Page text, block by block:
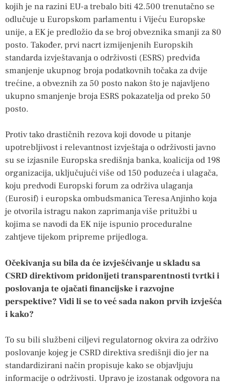
kojih je na razini EU-a trebalo biti 42.500 trenutačno se
odlučuje u Europskom parlamentu i Vijeću Europske
unije, a EK je predložio da se broj obveznika smanji za 80
posto. Također, prvi nacrt izmijenjenih Europskih
standarda izvještavanja o održivosti (ESRS) predviđa
smanjenje ukupnog broja podatkovnih točaka za dvije
trećine, a obveznih za 50 posto nakon što je najavljeno
ukupno smanjenje broja ESRS pokazatelja od preko 50
posto.
Protiv tako drastičnih rezova koji dovode u pitanje
upotrebljivost i relevantnost izvještaja o održivosti javno
su se izjasnile Europska središnja banka, koalicija od 198
organizacija, uključujući više od 150 poduzeća i ulagača,
koju predvodi Europski forum za održiva ulaganja
(Eurosif) i europska ombudsmanica Teresa Anjinho koja
je otvorila istragu nakon zaprimanja više pritužbi u
kojima se navodi da EK nije ispunio proceduralne
zahtjeve tijekom pripreme prijedloga.
Očekivanja su bila da će izvješćivanje u skladu sa
CSRD direktivom pridonijeti transparentnosti tvrtki i
poslovanja te ojačati financijske i razvojne
perspektive? Vidi li se to već sada nakon prvih izvješća
i kako?
To su bili službeni ciljevi regulatornog okvira za održivo
poslovanje kojeg je CSRD direktiva središnji dio jer na
standardizirani način propisuje kako se objavljuju
informacije o održivosti. Upravo je izostanak odgovora na